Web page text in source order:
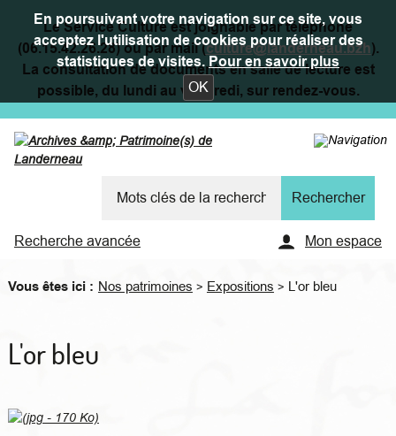
En poursuivant votre navigation sur ce site, vous
acceptez l'utilisation de cookies pour réaliser des
statistiques de visites.Pour en savoir plus
OK
Le Service Culture est joignable par téléphone
(06.15.42.26.28) ou par mail (culture@landerneau.bzh).
La consultation de documents en salle de lecture est
possible, du lundi au vendredi, sur rendez-vous.
Recherche avancée Mon espace
Vous êtes ici : Nos patrimoines > Expositions > L'or bleu
L'or bleu